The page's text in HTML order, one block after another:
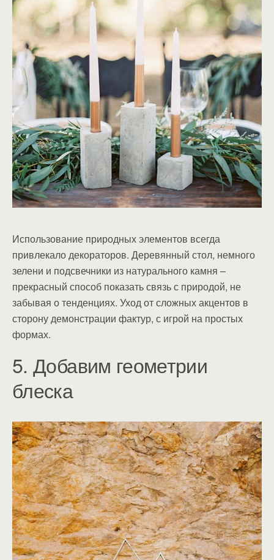
Использование природных элементов всегда
привлекало декораторов. Деревянный стол, немного
зелени и подсвечники из натурального камня –
прекрасный способ показать связь с природой, не
забывая о тенденциях. Уход от сложных акцентов в
сторону демонстрации фактур, с игрой на простых
формах.
5. Добавим геометрии
блеска